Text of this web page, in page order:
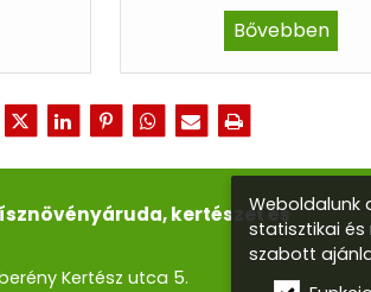
Bővebben
kertészet és
Kertész utca 5.
Weboldalunk
statisztikai
szabott